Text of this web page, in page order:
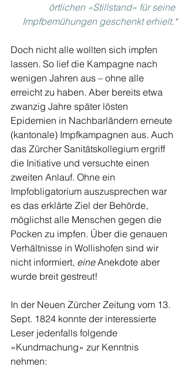
örtlichen «Stillstand» für seine
Impfbemühungen geschenkt erhielt.*
Doch nicht alle wollten sich impfen
lassen. So lief die Kampagne nach
wenigen Jahren aus – ohne alle
erreicht zu haben. Aber bereits etwa
zwanzig Jahre später lösten
Epidemien in Nachbarländern erneute
(kantonale) Impfkampagnen aus. Auch
das Zürcher Sanitätskollegium ergriff
die Initiative und versuchte einen
zweiten Anlauf. Ohne ein
Impfobligatorium auszusprechen war
es das erklärte Ziel der Behörde,
möglichst alle Menschen gegen die
Pocken zu impfen. Über die genauen
Verhältnisse in Wollishofen sind wir
nicht informiert, eine Anekdote aber
wurde breit gestreut!
In der Neuen Zürcher Zeitung vom 13.
Sept. 1824 konnte der interessierte
Leser jedenfalls folgende
«Kundmachung» zur Kenntnis
nehmen: